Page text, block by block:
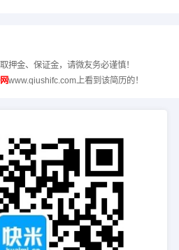
押金、保证金，请微友务必谨慎！
www.qiushifc.com上看到该简历的！